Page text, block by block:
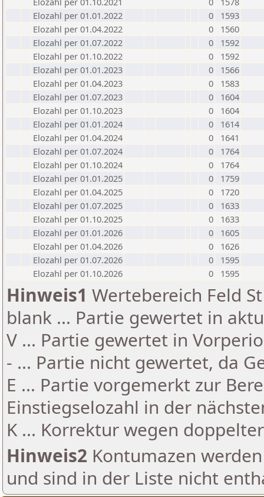
Elozahl per 01.01.2022
0
1593
Elozahl per 01.04.2022
0
1560
Elozahl per 01.07.2022
0
1592
Elozahl per 01.10.2022
0
1592
Elozahl per 01.01.2023
0
1566
Elozahl per 01.04.2023
0
1583
Elozahl per 01.07.2023
0
1604
Elozahl per 01.10.2023
0
1604
Elozahl per 01.01.2024
0
1614
Elozahl per 01.04.2024
0
1641
Elozahl per 01.07.2024
0
1764
Elozahl per 01.10.2024
0
1764
Elozahl per 01.01.2025
0
1759
Elozahl per 01.04.2025
0
1720
Elozahl per 01.07.2025
0
1633
Elozahl per 01.10.2025
0
1633
Elozahl per 01.01.2026
0
1605
Elozahl per 01.04.2026
0
1626
Elozahl per 01.07.2026
0
1595
Elozahl per 01.10.2026
0 1595
Hinweis1 Wertebereich Feld
blank ... Partie gewertet in
V ... Partie gewertet in
- ... Partie nicht gewertet, da
E ... Partie vorgemerkt zur
Einstiegselozahl in der
K ... Korrektur wegen
Hinweis2 Kontumazen
und sind in der Liste nicht